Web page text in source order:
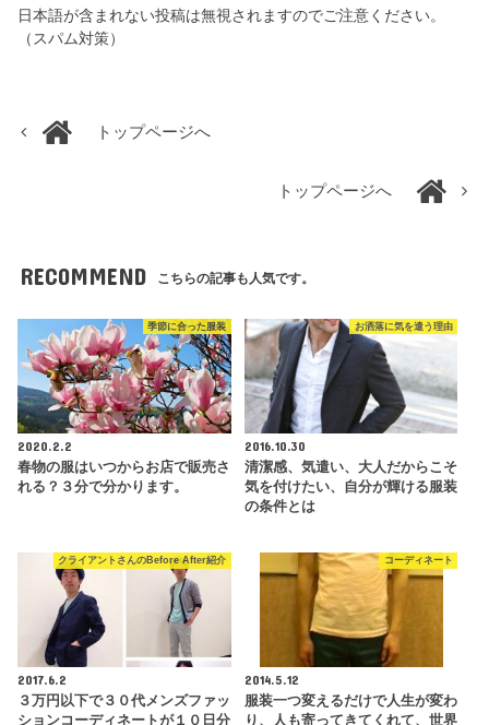
日本語が含まれない投稿は無視されますのでご注意ください。
（スパム対策）
トップページへ
トップページへ
RECOMMEND こちらの記事も人気です。
季節に合った服装
2020.2.2
春物の服はいつからお店で販売さ
れる？３分で分かります。
お洒落に気を遣う理由
2016.10.30
清潔感、気遣い、大人だからこそ
気を付けたい、自分が輝ける服装
の条件とは
クライアントさんのBefore After紹介
2017.6.2
３万円以下で３０代メンズファッ
ションコーディネートが１０日分
コーディネート
2014.5.12
服装一つ変えるだけで人生が変わ
り、人も寄ってきてくれて、世界